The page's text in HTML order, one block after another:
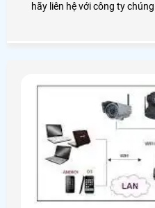
hãy liên hệ với công ty